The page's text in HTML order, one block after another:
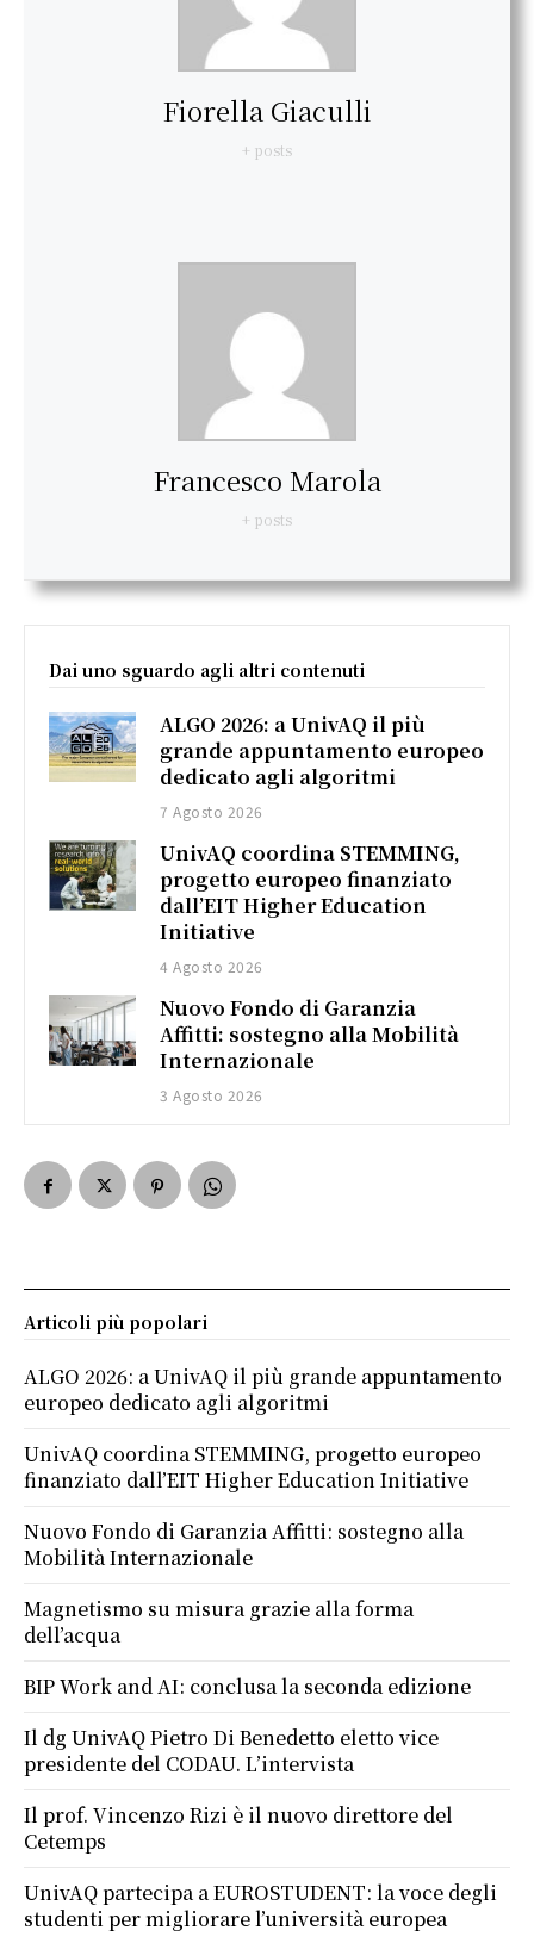
Fiorella Giaculli
+ posts
Francesco Marola
+ posts
Dai uno sguardo agli altri contenuti
ALGO 2026: a UnivAQ il più
grande appuntamento europeo
dedicato agli algoritmi
7 Agosto 2026
UnivAQ coordina STEMMING,
progetto europeo finanziato
dall’EIT Higher Education
Initiative
4 Agosto 2026
Nuovo Fondo di Garanzia
Affitti: sostegno alla Mobilità
Internazionale
3 Agosto 2026
Articoli più popolari
ALGO 2026: a UnivAQ il più grande appuntamento
europeo dedicato agli algoritmi
UnivAQ coordina STEMMING, progetto europeo
finanziato dall’EIT Higher Education Initiative
Nuovo Fondo di Garanzia Affitti: sostegno alla
Mobilità Internazionale
Magnetismo su misura grazie alla forma
dell’acqua
BIP Work and AI: conclusa la seconda edizione
Il dg UnivAQ Pietro Di Benedetto eletto vice
presidente del CODAU. L’intervista
Il prof. Vincenzo Rizi è il nuovo direttore del
Cetemps
UnivAQ partecipa a EUROSTUDENT: la voce degli
studenti per migliorare l’università europea